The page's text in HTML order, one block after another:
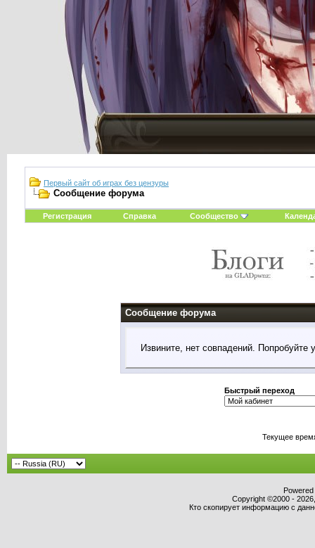
Первый сайт об играх без цензуры
Сообщение форума
Регистрация Справка Сообщество
Сообщение форума
Извините, нет совпадений. Попробуйте
Быстрый переход
Текущее
Copyright ©2000 -
Кто скопирует информацию с